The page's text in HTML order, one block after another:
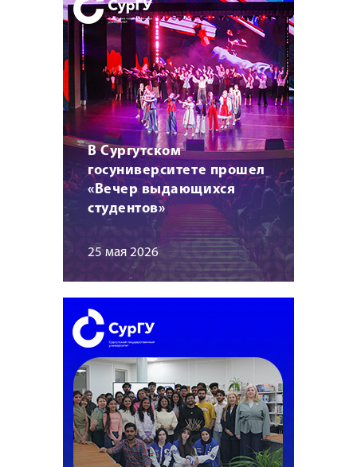
В Сургутском
госуниверситете прошел
«Вечер выдающихся
студентов»
25 мая 2026